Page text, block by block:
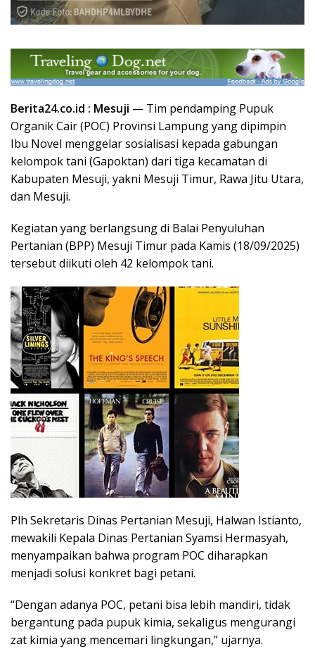
Berita24.co.id : Mesuji — Tim pendamping Pupuk
Organik Cair (POC) Provinsi Lampung yang dipimpin
Ibu Novel menggelar sosialisasi kepada gabungan
kelompok tani (Gapoktan) dari tiga kecamatan di
Kabupaten Mesuji, yakni Mesuji Timur, Rawa Jitu Utara,
dan Mesuji.
Kegiatan yang berlangsung di Balai Penyuluhan
Pertanian (BPP) Mesuji Timur pada Kamis (18/09/2025)
tersebut diikuti oleh 42 kelompok tani.
Plh Sekretaris Dinas Pertanian Mesuji, Halwan Istianto,
mewakili Kepala Dinas Pertanian Syamsi Hermasyah,
menyampaikan bahwa program POC diharapkan
menjadi solusi konkret bagi petani.
“Dengan adanya POC, petani bisa lebih mandiri, tidak
bergantung pada pupuk kimia, sekaligus mengurangi
zat kimia yang mencemari lingkungan,” ujarnya.